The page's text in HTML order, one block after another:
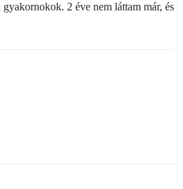
2 éve nem láttam már, és